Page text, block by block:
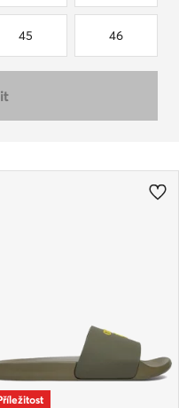
45 46